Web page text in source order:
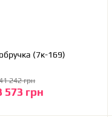
Золота обручка (7к-169)
573 грн
242 грн
кошика